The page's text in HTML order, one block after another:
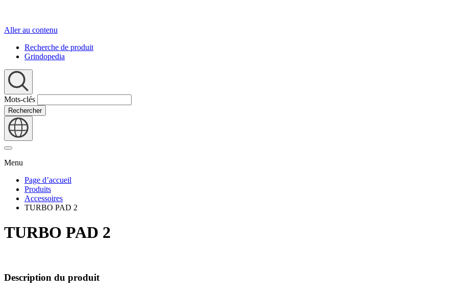
Aller au contenu
Recherche de produit
Grindopedia
Mots-clés
Rechercher
Menu
Page d’accueil
Produits
Accessoires
TURBO PAD 2
TURBO PAD 2
Description du produit